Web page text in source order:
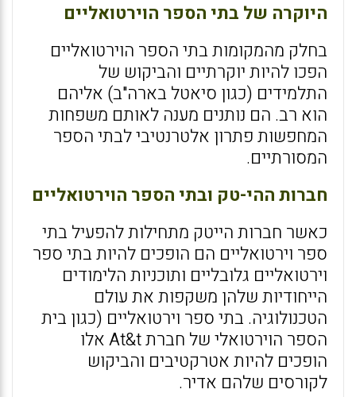
היוקרה של בתי הספר הוירטואליים
בחלק מהמקומות בתי הספר הוירטואליים
הפכו להיות יוקרתיים והביקוש של
התלמידים (כגון סיאטל בארה"ב) אליהם
הוא רב. הם נותנים מענה לאותם משפחות
המחפשות פתרון אלטרנטיבי לבתי הספר
המסורתיים.
חברות ההי-טק ובתי הספר הוירטואליים
כאשר חברות הייטק מתחילות להפעיל בתי
ספר וירטואליים הם הופכים להיות בתי ספר
וירטואליים גלובליים ותוכניות הלימודים
הייחודיות שלהן משקפות את עולם
הטכנולוגיה. בתי ספר וירטואליים (כגון בית
הספר הוירטואלי של חברת At&t אלו
הופכים להיות אטרקטיבים והביקוש
לקורסים שלהם אדיר.